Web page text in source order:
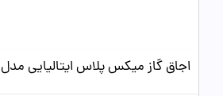
اجاق گاز میکس پلاس ایتالیایی مدل LUNA